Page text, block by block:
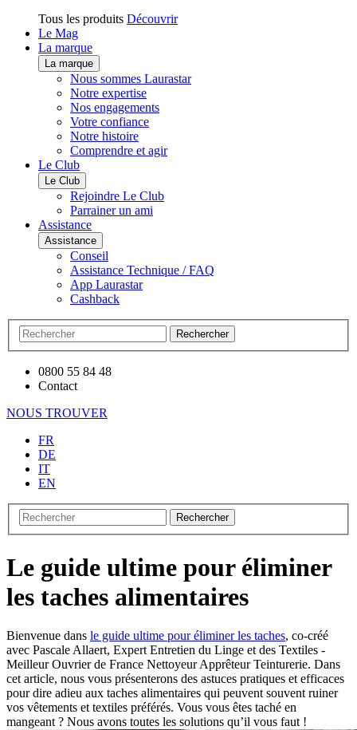
Tous les produits Découvrir
Le Mag
La marque
La marque
Nous sommes Laurastar
Notre expertise
Nos engagements
Votre confiance
Notre histoire
Comprendre et agir
Le Club
Le Club
Rejoindre Le Club
Parrainer un ami
Assistance
Assistance
Conseil
Assistance Technique / FAQ
App Laurastar
Cashback
Rechercher
0800 55 84 48
Contact
NOUS TROUVER
FR
DE
IT
EN
Rechercher
Le guide ultime pour éliminer
les taches alimentaires
Bienvenue dans le guide ultime pour éliminer les taches, co-créé
avec Pascale Allaert, Expert Entretien du Linge et des Textiles -
Meilleur Ouvrier de France Nettoyeur Apprêteur Teinturerie. Dans
cet article, nous vous présenterons des astuces pratiques et efficaces
pour dire adieu aux taches alimentaires qui peuvent souvent ruiner
vos vêtements et textiles préférés. Vous vous êtes taché en
mangeant ? Nous avons toutes les solutions qu’il vous faut !